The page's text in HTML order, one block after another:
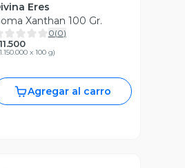
Eres
Xanthan 100 Gr.
0(0)
x 100 g)
Agregar al carro